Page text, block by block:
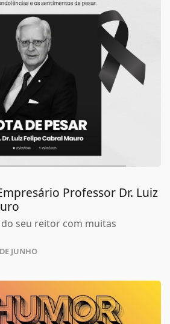
Professor Dr. Luiz
do seu reitor com muitas
JUNHO